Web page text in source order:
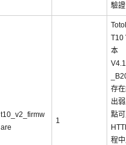
驗
t10_v2_firmw
are
1
T10
本
存
出
點
程